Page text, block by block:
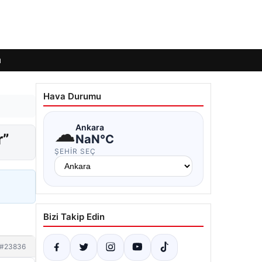
#23836
Hava Durumu
☁Ankara
NaN°C
ŞEHIR SEÇ
Bizi Takip Edin